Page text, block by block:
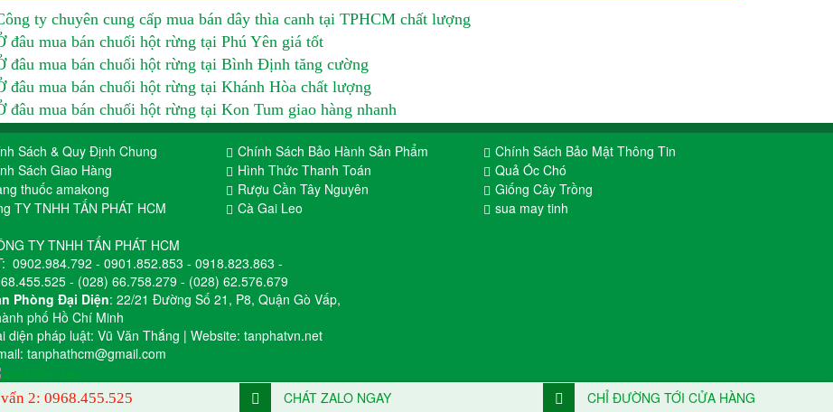
ty chuyên cung cấp mua bán dây thìa canh tại TPHCM chất lượng
đâu mua bán chuối hột rừng tại Phú Yên giá tốt
đâu mua bán chuối hột rừng tại Bình Định tăng cường
đâu mua bán chuối hột rừng tại Khánh Hòa chất lượng
đâu mua bán chuối hột rừng tại Kon Tum giao hàng nhanh
Sách & Quy Định Chung Chính Sách Bảo Hành Sản Phẩm
Chính Sách Bảo Mật Thông Tin
Sách Giao Hàng Hình Thức Thanh Toán
Quả Óc Chó
thuốc amakong Rượu Cần Tây Nguyên
Giống Cây Trồng
TY TNHH TẤN PHÁT HCM Cà Gai Leo sua may tinh
TY TNHH TẤN PHÁT HCM
0902.984.792 - 0901.852.853 - 0918.823.863 -
- (028) 66.758.279 - (028) 62.576.679
Phòng Đại Diện: 22/21 Đường Số 21, P8, Quận Gò Vấp,
phố Hồ Chí Minh
diện pháp luật: Vũ Văn Thắng | Website: tanphatvn.net
tanphathcm@gmail.com
2: 0968.455.525 CHÁT ZALO NGAY CHỈ ĐƯỜNG TỚI CỬA HÀNG